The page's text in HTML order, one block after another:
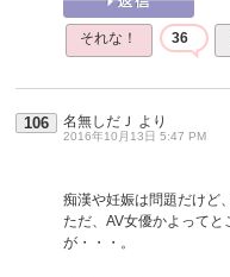
それな！ 36
106 名無しだＪ より
2016年10月13日 5:47 PM
痴漢や妊娠は問題だけど
ただ、AV女優かよってと
が・・・。